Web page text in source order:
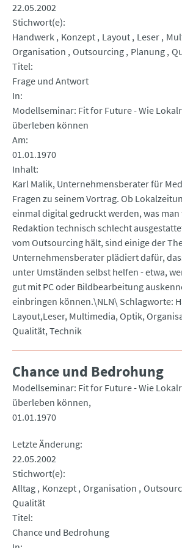
22.05.2002
Stichwort(e)
Handwerk Konzept Layout Leser
Organisation Outsourcing Planung
Titel
Frage und Antwort
In
Modellseminar: Fit for Future - Wie
überleben können
Am
01.01.1970
Inhalt
Karl Malik, Unternehmensberater für
Fragen zu seinem Vortrag. Ob
einmal digital gedruckt werden, was
Redaktion technisch schlecht
vom Outsourcing hält, sind einige der
Unternehmensberater plädiert dafür,
unter Umständen selbst helfen - etwa,
gut mit PC oder Bildbearbeitung
einbringen können.\NLN\ Schlagworte:
Layout,Leser, Multimedia, Optik,
Qualität, Technik
Chance und Bedrohung
Modellseminar: Fit for Future - Wie
überleben können
01.01.1970
Letzte Änderung
22.05.2002
Stichwort(e)
Alltag Konzept Organisation
Qualität
Titel
Chance und Bedrohung